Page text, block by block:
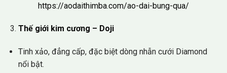
https://aodaithimba.com/ao-dai-bung-qua/
Thế giới kim cương – Doji
Tinh xảo, đẳng cấp, đặc biệt dòng nhẫn cưới Diamond
nổi bật.